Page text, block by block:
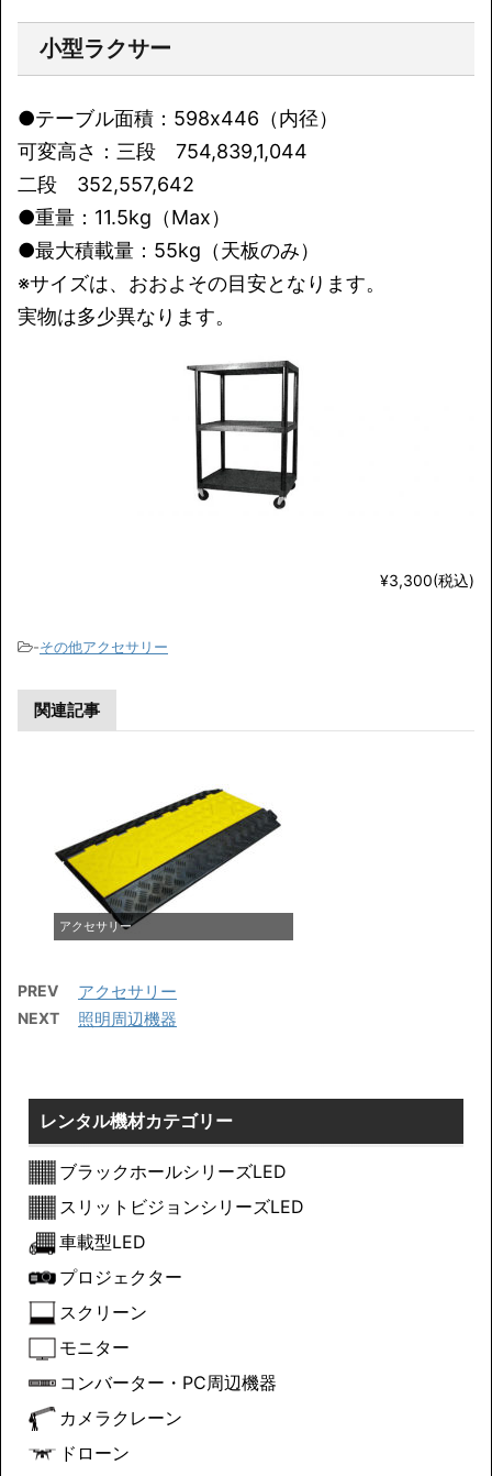
小型ラクサー
●テーブル面積：598x446（内径）
可変高さ：三段 754,839,1,044
二段 352,557,642
●重量：11.5kg（Max）
●最大積載量：55kg（天板のみ）
※サイズは、おおよその目安となります。
実物は多少異なります。
¥3,300(税込)
-その他アクセサリー
関連記事
アクセサリー
PREV アクセサリー
NEXT 照明周辺機器
レンタル機材カテゴリー
ブラックホールシリーズLED
スリットビジョンシリーズLED
車載型LED
プロジェクター
スクリーン
モニター
コンバーター・PC周辺機器
カメラクレーン
ドローン